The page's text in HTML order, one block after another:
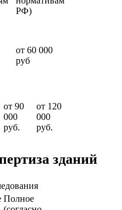
РФ)
от 60 000
руб
от 90
000
руб.
от 120
000
руб.
зданий
Полное